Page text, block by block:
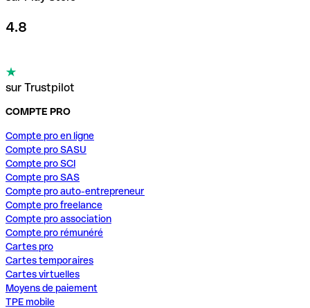
4.8
sur Trustpilot
COMPTE PRO
Compte pro en ligne
Compte pro SASU
Compte pro SCI
Compte pro SAS
Compte pro auto-entrepreneur
Compte pro freelance
Compte pro association
Compte pro rémunéré
Cartes pro
Cartes temporaires
Cartes virtuelles
Moyens de paiement
TPE mobile